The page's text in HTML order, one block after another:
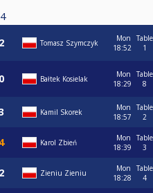
4
Tomasz Szymczyk
Mon
18:52
Table
1
Bałtek Kosielak
Mon
18:29
Table
8
Kamil Skorek
Mon
18:57
Table
2
Karol Zbień
Mon
18:39
Table
3
Zieniu Zieniu
Mon
18:28
Table
4